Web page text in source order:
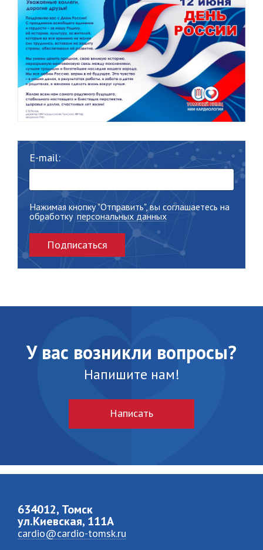
E-mail:
Нажимая кнопку "Отправить", вы соглашаетесь на
обработку персональных данных
Подписаться
У вас возникли вопросы?
Напишите нам!
Написать
634012, Томск
ул.Киевская, 111A
cardio@cardio-tomsk.ru